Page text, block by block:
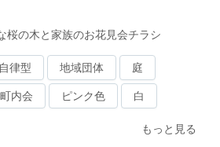
桜の木と家族のお花見会チラシ
自律型 地域団体 庭
町内会 ピンク色 白
もっと見る